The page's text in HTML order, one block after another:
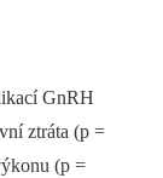
GnRH
ztráta (p =
(p =